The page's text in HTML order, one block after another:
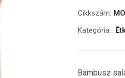
Cikkszám:
Kategória:
Bambusz